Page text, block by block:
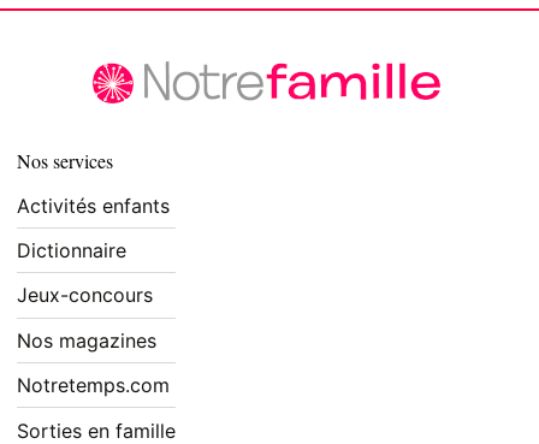
Nos services
Activités enfants
Dictionnaire
Jeux-concours
Nos magazines
Notretemps.com
Sorties en famille